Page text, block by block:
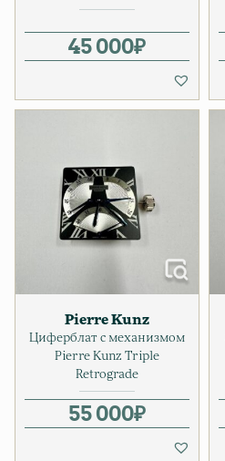
45 000₽
Pierre Kunz
Циферблат с механизмом
Pierre Kunz Triple
Retrograde
55 000₽